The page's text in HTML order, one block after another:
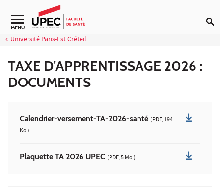
Aller au contenu
Navigation secondaire
MENU
Université Paris-Est Créteil
TAXE D'APPRENTISSAGE 2026 :
DOCUMENTS
Calendrier-versement-TA-2026-santé (PDF, 194
Ko )
Plaquette TA 2026 UPEC (PDF, 5 Mo )